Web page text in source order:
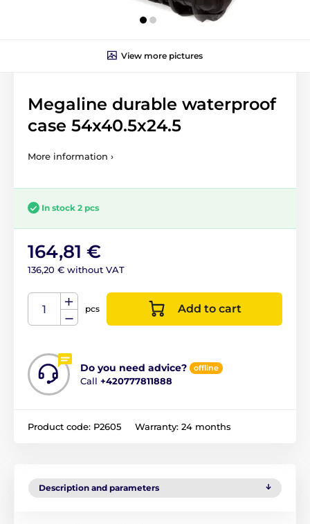
View more pictures
Megaline durable waterproof
case 54x40.5x24.5
More information ›
In stock 2 pcs
164,81 €
136,20 € without VAT
pcs Add to cart
Do you need advice? offline
Call +420777811888
Product code: P2605 Warranty: 24 months
Description and parameters